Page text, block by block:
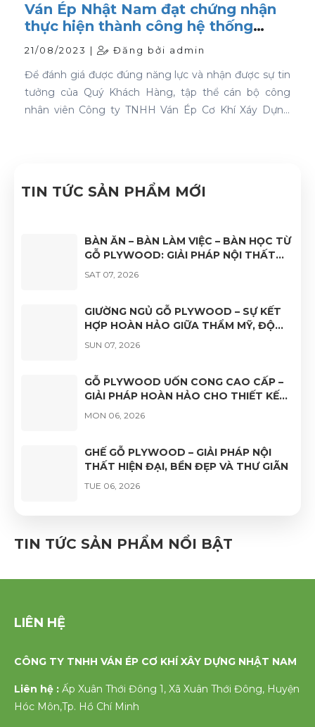
Ván Ép Nhật Nam đạt chứng nhận
thực hiện thành công hệ thống
quản lý chất lượng ISO 9001:2015
21/08/2023 | Đăng bởi admin
Để đánh giá được đúng năng lực và nhận được sự tin
tưởng của Quý Khách Hàng, tập thể cán bộ công
nhân viên Công ty TNHH Ván Ép Cơ Khí Xáy Dựng
TIN TỨC SẢN PHẨM MỚI
BÀN ĂN – BÀN LÀM VIỆC – BÀN HỌC TỪ
GỖ PLYWOOD: GIẢI PHÁP NỘI THẤT
BỀN ĐẸP, HIỆN ĐẠI VÀ ĐA DẠNG ỨNG
SAT 07, 2026
GIƯỜNG NGỦ GỖ PLYWOOD – SỰ KẾT
HỢP HOÀN HẢO GIỮA THẨM MỸ, ĐỘ
BỀN VÀ TÍNH ỨNG DỤNG
SUN 07, 2026
GỖ PLYWOOD UỐN CONG CAO CẤP –
GIẢI PHÁP HOÀN HẢO CHO THIẾT KẾ
NỘI THẤT HIỆN ĐẠI
MON 06, 2026
GHẾ GỖ PLYWOOD – GIẢI PHÁP NỘI
THẤT HIỆN ĐẠI, BỀN ĐẸP VÀ THƯ GIÃN
TUE 06, 2026
CAO CẤP – VẺ ĐẸP TỰ NHIÊN, ĐỘ BỀN
VƯỢT TRỘI
TIN TỨC SẢN PHẨM NỔI BẬT
LIÊN HỆ
CÔNG TY TNHH VÁN ÉP CƠ KHÍ XÂY DỰNG NHẬT NAM
Liên hệ : Ấp Xuân Thới Đông 1, Xã Xuân Thới Đông, Huyện
Hóc Môn,Tp. Hồ Chí Minh